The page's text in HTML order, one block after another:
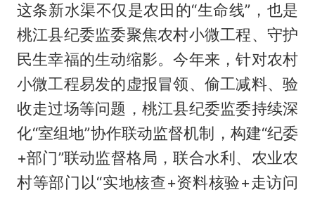
这条新水渠不仅是农田的“生命线”，也是
桃江县纪委监委聚焦农村小微工程、守护
民生幸福的生动缩影。今年来，针对农村
小微工程易发的虚报冒领、偷工减料、验
收走过场等问题，桃江县纪委监委持续深
化“室组地”协作联动监督机制，构建“纪委
+部门”联动监督格局，联合水利、农业农
村等部门以“实地核查+资料核验+走访问